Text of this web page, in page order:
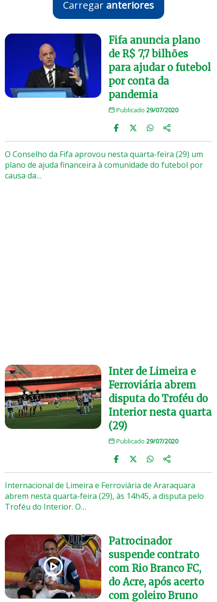
Carregar anteriores
Fifa anuncia plano
de R$ 7,7 bilhões
para ajudar o futebol
por conta da
pandemia
Publicado 29/07/2020
O Conselho da Fifa aprovou nesta quarta-feira (29) um
plano de ajuda financeira à comunidade do futebol por
causa da…
Inter de Limeira e
Ferroviária abrem
disputa do Troféu do
Interior nesta quarta
(29)
Publicado 29/07/2020
Internacional de Limeira e Ferroviária de Araraquara
abrem nesta quarta-feira (29), às 14h45, a disputa pelo
Troféu do Interior. O…
Patrocinador
suspende contrato
com Rio Branco FC,
do Acre, após acerto
com goleiro Bruno